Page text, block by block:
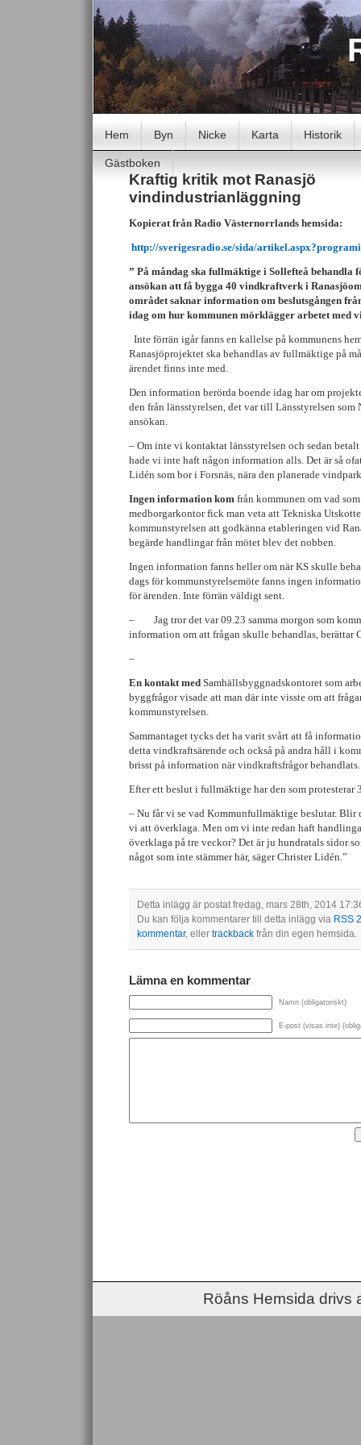
Hem Byn Nicke Karta Historik
Gästboken
Kraftig kritik mot Ranasjö
vindindustrianläggning
Kopierat från Radio Västernorrlands hemsida:
http://sverigesradio.se/sida/
” På måndag ska fullmäktige i Sollefteå behandla
ansökan att få bygga 40 vindkraftverk i
området saknar information om beslutsgången
idag om hur kommunen mörklägger arbetet med
Inte förrän igår fanns en kallelse på kommunens
Ranasjöprojektet ska behandlas av fullmäktige på
ärendet finns inte med.
Den information berörda boende idag har om
den från länsstyrelsen, det var till Länsstyrelsen
ansökan.
– Om inte vi kontaktat länsstyrelsen och sedan
hade vi inte haft någon information alls. Det är så
Lidén som bor i Forsnäs, nära den planerade
Ingen information kom från kommunen om vad
medborgarkontor fick man veta att Tekniska
kommunstyrelsen att godkänna etableringen vid
begärde handlingar från mötet blev det nobben.
Ingen information fanns heller om när KS skulle
dags för kommunstyrelsemöte fanns ingen
för ärenden. Inte förrän väldigt sent.
– Jag tror det var 09.23 samma morgon som
information om att frågan skulle behandlas, berättar
–
En kontakt med Samhällsbyggnadskontoret som
byggfrågor visade att man där inte visste om att
kommunstyrelsen.
Sammantaget tycks det ha varit svårt att få
detta vindkraftsärende och också på andra håll i
brisst på information när vindkraftsfrågor behandlats.
Efter ett beslut i fullmäktige har den som protesterar
– Nu får vi se vad Kommunfullmäktige beslutar.
vi att överklaga. Men om vi inte redan haft
överklaga på tre veckor? Det är ju hundratals sidor
något som inte stämmer här, säger Christer Lidén.”
Detta inlägg är postat fredag, mars 28th, 2014
Du kan följa kommentarer till detta inlägg via RSS
kommentar, eller trackback från din egen hemsida.
Lämna en kommentar
Namn (obligatoriskt)
E-post (visas inte)
Röåns Hemsida drivs